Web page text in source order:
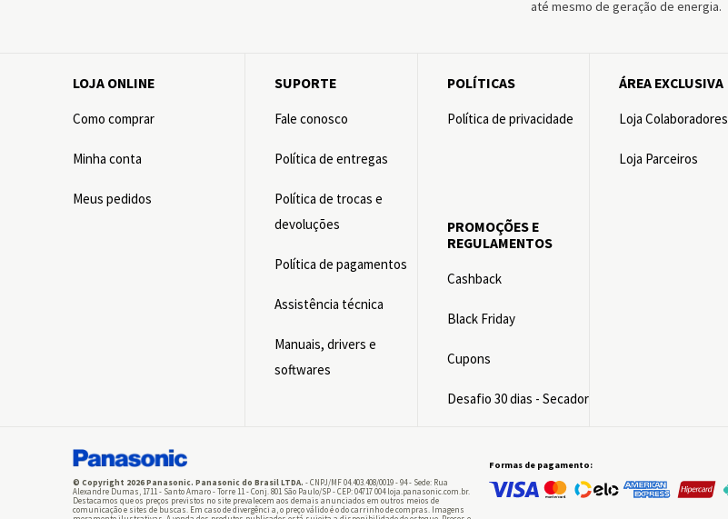
até mesmo de geração de energia.
LOJA ONLINE
Como comprar
Minha conta
Meus pedidos
SUPORTE
Fale conosco
Política de entregas
Política de trocas e
devoluções
Política de pagamentos
Assistência técnica
Manuais, drivers e
softwares
POLÍTICAS
Política de privacidade
PROMOÇÕES E
REGULAMENTOS
Cashback
Black Friday
Cupons
Desafio 30 dias - Secador
ÁREA EXCLUSIVA
Loja Colaboradores
Loja Parceiros
© Copyright 2026 Panasonic. Panasonic do Brasil LTDA. - CNPJ/MF 04.403.408/0019 - 94 - Sede: Rua
Alexandre Dumas, 1711 - Santo Amaro - Torre 11 - Conj. 801 São Paulo/SP - CEP: 04717 004 loja.panasonic.com.br.
Destacamos que os preços previstos no site prevalecem aos demais anunciados em outros meios de
comunicação e sites de buscas. Em caso de divergênci a, o preço válido é o do carrinho de compras. Imagens
Formas de pagamento: